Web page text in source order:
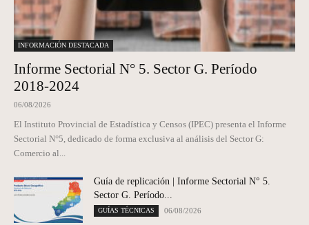
INFORMACIÓN DESTACADA
Informe Sectorial N° 5. Sector G. Período
2018-2024
06/08/2026
El Instituto Provincial de Estadística y Censos (IPEC) presenta el Informe
Sectorial N°5, dedicado de forma exclusiva al análisis del Sector G:
Comercio al...
Guía de replicación | Informe Sectorial N° 5.
Sector G. Período...
GUÍAS TÉCNICAS 06/08/2026